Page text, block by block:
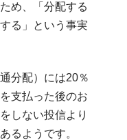
め、「分配する
る」という事実
分配）には20％
支払った後のお
しない投信より
るようです。